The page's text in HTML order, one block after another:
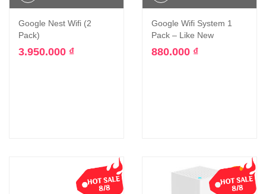
Google Nest Wifi (2
Pack)
3.950.000 ₫
Google Wifi System 1
Pack – Like New
880.000 ₫
-46%